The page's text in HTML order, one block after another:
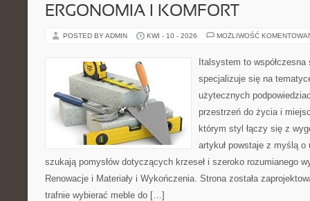
ERGONOMIA I KOMFORT
POSTED BY ADMIN KWI - 10 - 2026 MOŻLIWOŚĆ
Italsystem to
specjalizuje się na
użytecznych
przestrzeń do życia i
którym styl łączy się z
artykuł powstaje z myślą
szukają pomysłów dotyczących krzeseł i szeroko rozumianego
Renowacje i Materiały i Wykończenia. Strona została
trafnie wybierać meble do […]